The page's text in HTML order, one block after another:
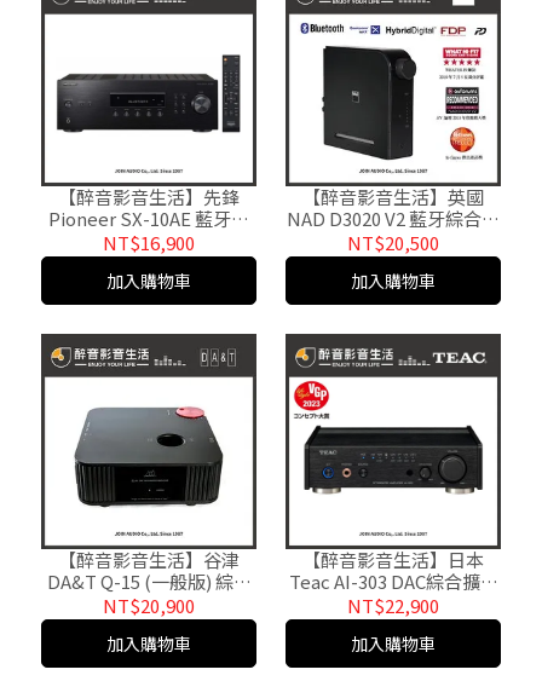
【醉音影音生活】先鋒
Pioneer SX-10AE 藍牙立
體聲擴大機/綜合擴大機.台
灣公司貨
NT$16,900
加入購物車
【醉音影音生活】英國
NAD D3020 V2 藍牙綜合擴
大機.前級+USB DAC+耳擴
+MM唱頭放大.迎家代理公
司貨
NT$20,500
加入購物車
【醉音影音生活】谷津
DA&T Q-15 (一般版) 綜擴
+耳擴+DAC+前級.4Pin
XLR平衡耳擴.綜合擴大機.
原廠公司貨
NT$20,900
加入購物車
【醉音影音生活】日本
Teac AI-303 DAC綜合擴大
機兼耳擴.台灣公司貨
NT$22,900
加入購物車